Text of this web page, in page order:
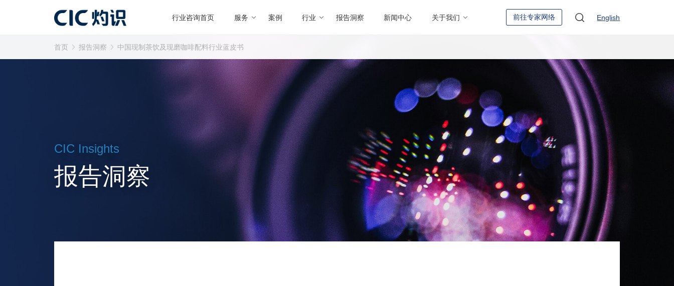
行业咨询首页 服务 案例 行业 报告洞察 新闻中心 关于我们 前往专家网络 English
CIC Insights
报告洞察
首页 报告洞察 中国现制茶饮及现磨咖啡配料行业蓝皮书